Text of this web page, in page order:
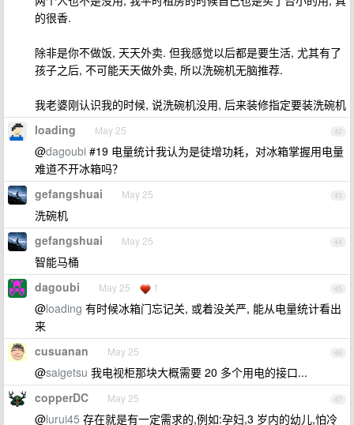
的很香.
除非是你不做饭, 天天外卖. 但我感觉以后都是要生活, 尤其有了
孩子之后, 不可能天天做外卖, 所以洗碗机无脑推荐.
我老婆刚认识我的时候, 说洗碗机没用, 后来装修指定要装洗碗机
42
loading May 25
@dagoubi #19 电量统计我认为是徒增功耗，对冰箱掌握用电量
难道不开冰箱吗？
43
gefangshuai May 25
洗碗机
44
gefangshuai May 25
智能马桶
45
dagoubi May 25 1
@loading 有时候冰箱门忘记关, 或着没关严, 能从电量统计看出
来
46
cusuanan May 25
@saigetsu 我电视柜那块大概需要 20 多个用电的接口...
47
copperDC May 25
@lurui45 存在就是有一定需求的,例如:孕妇,3 岁内的幼儿,怕冷